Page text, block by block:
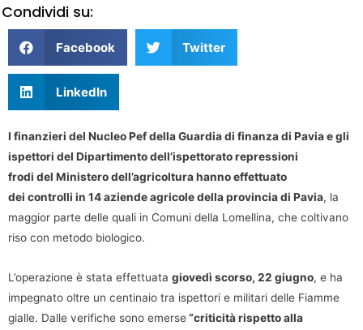
Condividi su:
Facebook Twitter
LinkedIn
I finanzieri del Nucleo Pef della Guardia di finanza di Pavia e gli
ispettori del Dipartimento dell’ispettorato repressioni
frodi del Ministero dell’agricoltura hanno effettuato
dei controlli in 14 aziende agricole della provincia di Pavia, la
maggior parte delle quali in Comuni della Lomellina, che coltivano
riso con metodo biologico.
L’operazione è stata effettuata giovedì scorso, 22 giugno, e ha
impegnato oltre un centinaio tra ispettori e militari delle Fiamme
gialle. Dalle verifiche sono emerse“criticità rispetto alla